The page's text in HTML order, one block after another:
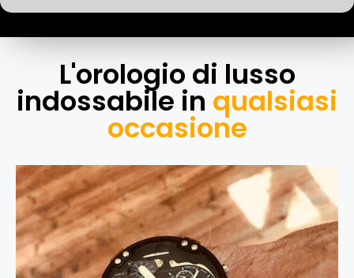
L'orologio di lusso
indossabile in qualsiasi
occasione